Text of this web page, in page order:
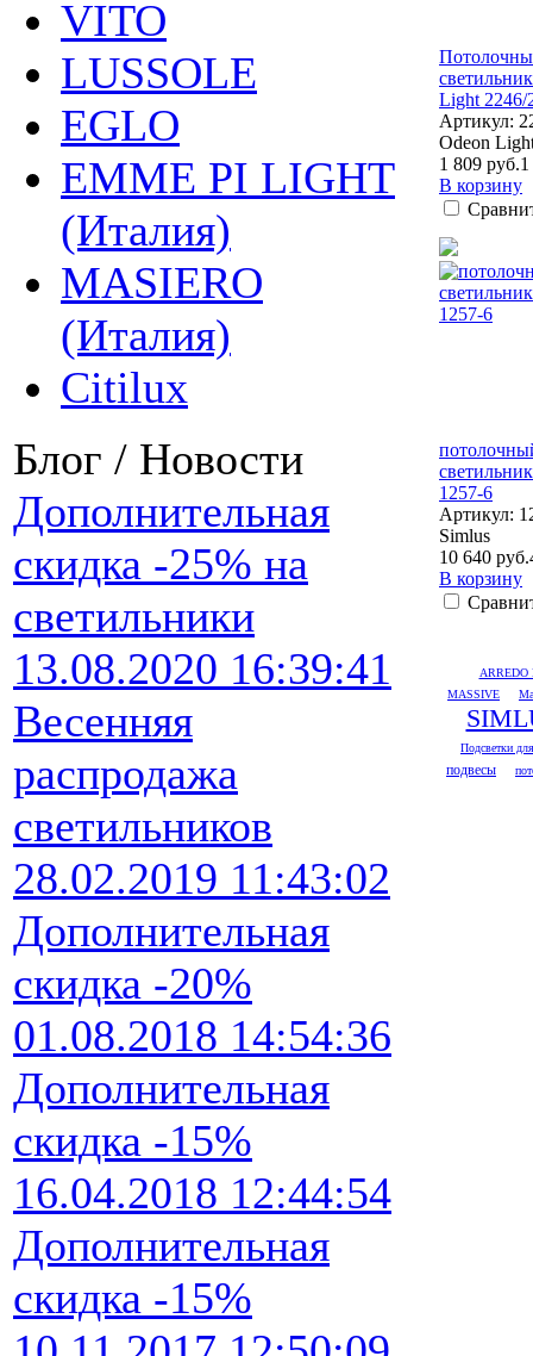
VITO
LUSSOLE
EGLO
EMME PI LIGHT
(Италия)
MASIERO
(Италия)
Citilux
Блог / Новости
Дополнительная
скидка -25% на
светильники
13.08.2020 16:39:41
Весенняя
распродажа
светильников
28.02.2019 11:43:02
Дополнительная
скидка -20%
01.08.2018 14:54:36
Дополнительная
скидка -15%
16.04.2018 12:44:54
Дополнительная
скидка -15%
Light 2246/
Артикул:
Odeon
1 809 руб.
В корзину
1257-6
Артикул:
Simlus
10 640 руб.
В корзину
ARREDO
MASSIVE
Подсветки
подвесы